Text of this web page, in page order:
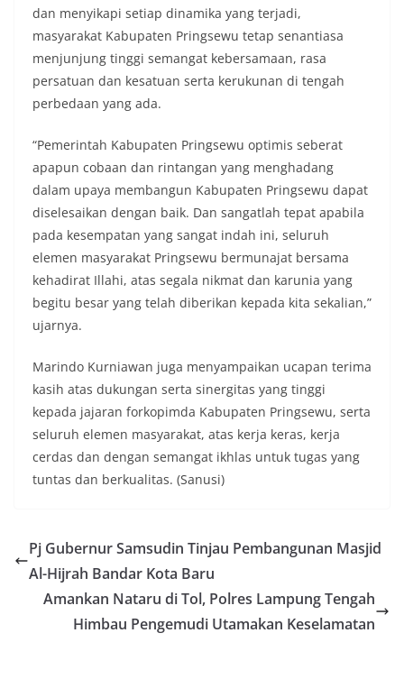
dan menyikapi setiap dinamika yang terjadi,
masyarakat Kabupaten Pringsewu tetap senantiasa
menjunjung tinggi semangat kebersamaan, rasa
persatuan dan kesatuan serta kerukunan di tengah
perbedaan yang ada.
“Pemerintah Kabupaten Pringsewu optimis seberat
apapun cobaan dan rintangan yang menghadang
dalam upaya membangun Kabupaten Pringsewu dapat
diselesaikan dengan baik. Dan sangatlah tepat apabila
pada kesempatan yang sangat indah ini, seluruh
elemen masyarakat Pringsewu bermunajat bersama
kehadirat Illahi, atas segala nikmat dan karunia yang
begitu besar yang telah diberikan kepada kita sekalian,”
ujarnya.
Marindo Kurniawan juga menyampaikan ucapan terima
kasih atas dukungan serta sinergitas yang tinggi
kepada jajaran forkopimda Kabupaten Pringsewu, serta
seluruh elemen masyarakat, atas kerja keras, kerja
cerdas dan dengan semangat ikhlas untuk tugas yang
tuntas dan berkualitas. (Sanusi)
Pj Gubernur Samsudin Tinjau Pembangunan Masjid
Al-Hijrah Bandar Kota Baru
Amankan Nataru di Tol, Polres Lampung Tengah
Himbau Pengemudi Utamakan Keselamatan